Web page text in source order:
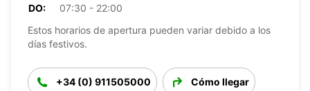
DO:
07:30 - 22:00
Estos horarios de apertura pueden variar debido a los
días festivos.
+34 (0) 911505000 Cómo llegar